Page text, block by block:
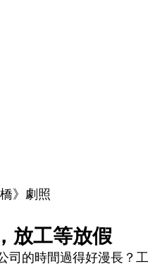
》劇照
放工等放假
司的時間過得好漫長？